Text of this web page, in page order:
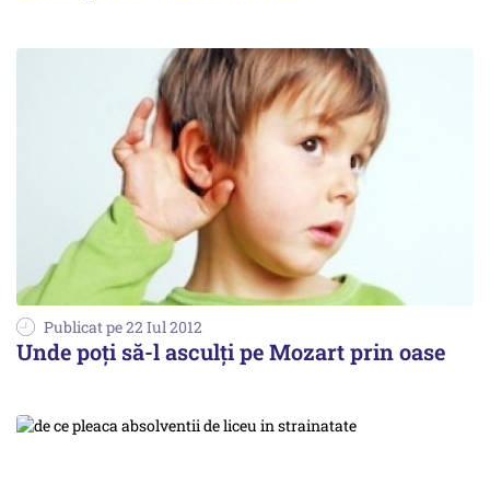
Publicat pe 22 Iul 2012
Unde poţi să-l asculţi pe Mozart prin oase